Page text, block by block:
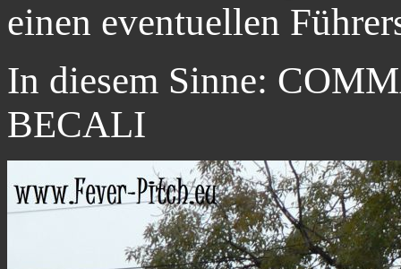
einen eventuellen
In diesem Sinne:
BECALI